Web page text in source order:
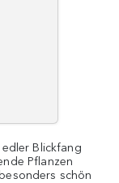
Blickfang
Pflanzen
schön